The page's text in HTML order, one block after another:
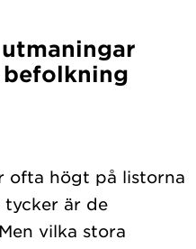
befolkning
ofta högt på listorna
tycker är de
vilka stora